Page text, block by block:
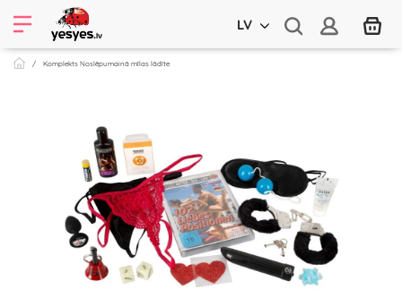
LV
Komplekts Noslēpumainā mīlas lādīte